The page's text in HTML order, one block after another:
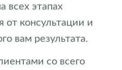
всех этапах
от консультации и
вам результата.
со всего